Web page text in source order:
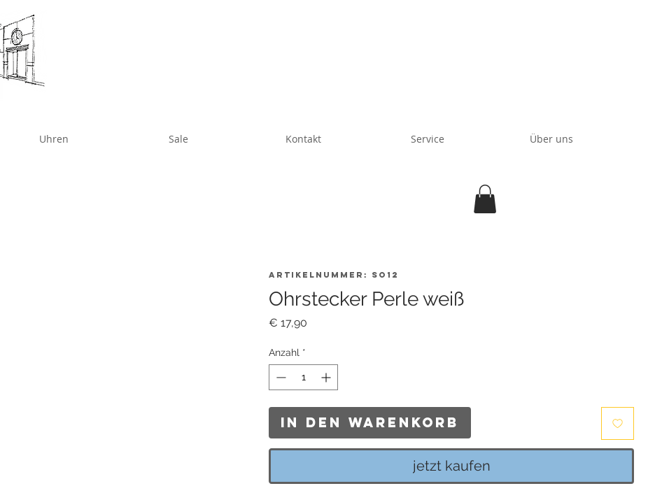
Uhren Sale Kontakt Service Über uns
Artikelnummer: SO12
Ohrstecker Perle weiß
€ 17,90
Anzahl *
In den Warenkorb
jetzt kaufen